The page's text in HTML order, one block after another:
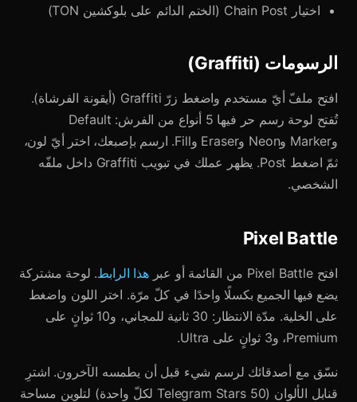
اختيار Chain Post (الختم الدائم على بلوكشين TON)
الرسومات (Graffiti)
افتح ملفّ أيّ مستخدم واضغط زرّ Graffiti (أيقونة الفرشاة).
تُفتح لوحة رسم حر فيها 5 أنواع من الفرش: Default
وMarker وNeon وEraser وFill. ارسم بإصبعك، اختر أيّ لون،
ثمّ اضغط Post. يظهر عملك في تبويب Graffiti داخل ملفّه
الشخصي.
Pixel Battle
افتح Pixel Battle من القائمة أو عبر هذا الرابط. لوحة مشتركة
يضع فيها الجميع بكسلًا واحدًا في كلّ مرّة. اختر اللون واضغط
على الخلية. مدّة الانتظار: 30 ثانية للمجاني، و10 ثوانٍ على
Premium، و3 ثوانٍ على Ultra.
نسّق مع أصدقائك لرسم شيء قبل أن يطمسه الآخرون. اشترِ
قنابل الألوان (50 Telegram Stars لكلّ واحدة) لتلوين مساحة